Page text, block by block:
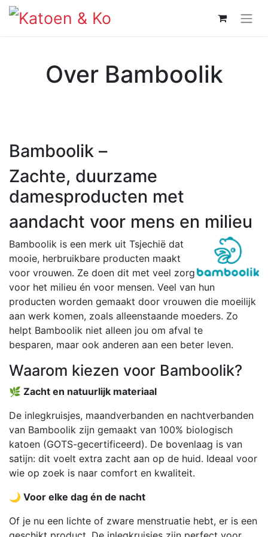
Over Bamboolik
Bamboolik –
Zachte, duurzame
damesproducten met
aandacht voor mens en milieu
Bamboolik is een merk uit Tsjechië dat
mooie, herbruikbare producten maakt
voor vrouwen. Ze doen dit met veel zorg
voor het milieu én voor mensen. Veel van hun
producten worden gemaakt door vrouwen die moeilijk
aan werk komen, zoals alleenstaande moeders. Zo
helpt Bamboolik niet alleen jou om afval te
besparen, maar ook anderen aan een beter leven.
Waarom kiezen voor Bamboolik?
🌿 Zacht en natuurlijk materiaal
De inlegkruisjes, maandverbanden en nachtverbanden
van Bamboolik zijn gemaakt van 100% biologisch
katoen (GOTS-gecertificeerd). De bovenlaag is van
satijn: dit voelt extra zacht aan op de huid. Ideaal voor
wie op zoek is naar comfort en kwaliteit.
🌙 Voor elke dag én de nacht
Of je nu een lichte of zware menstruatie hebt, er is een